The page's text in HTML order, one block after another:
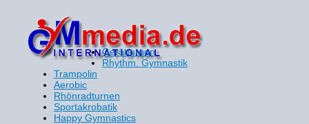
Gerätturnen
Rhythm. Gymnastik
Trampolin
Aerobic
Rhönradturnen
Sportakrobatik
Happy Gymnastics